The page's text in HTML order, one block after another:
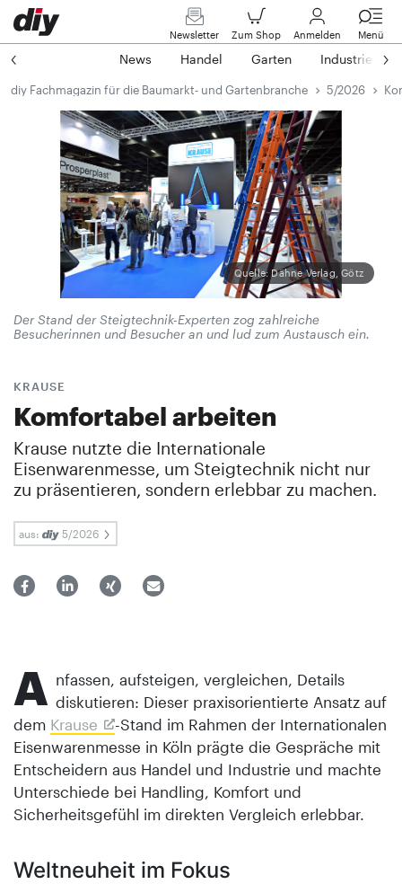
Newsletter Zum Shop Anmelden Menü
News Handel Garten Industrie
diy Fachmagazin für die Baumarkt- und Gartenbranche 5/2026
Quelle: Dähne Verlag, Götz
Der Stand der Steigtechnik-Experten zog zahlreiche
Besucherinnen und Besucher an und lud zum Austausch ein.
KRAUSE
Komfortabel arbeiten
Krause nutzte die Internationale
Eisenwarenmesse, um Steigtechnik nicht nur
zu präsentieren, sondern erlebbar zu machen.
aus: 5/2026
A nfassen, aufsteigen, vergleichen, Details
diskutieren: Dieser praxisorientierte Ansatz auf
dem Krause
-Stand im Rahmen der Internationalen
Eisenwarenmesse in Köln prägte die Gespräche mit
Entscheidern aus Handel und Industrie und machte
Unterschiede bei Handling, Komfort und
Sicherheitsgefühl im direkten Vergleich erlebbar.
Weltneuheit im Fokus